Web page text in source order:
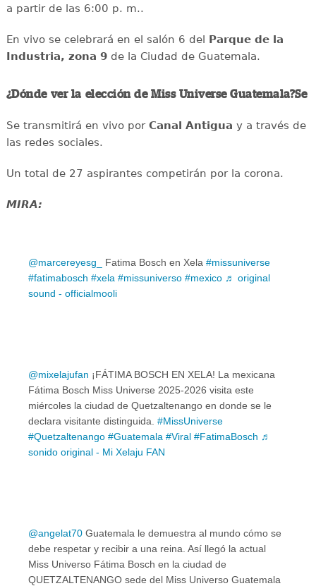
a partir de las 6:00 p. m..
En vivo se celebrará en el salón 6 del Parque de la
Industria, zona 9de la Ciudad de Guatemala.
¿Dónde ver la elección de Miss Universe Guatemala?Se
Se transmitirá en vivo porCanal Antigua y a través de
las redes sociales.
Un total de 27 aspirantes competirán por la corona.
MIRA:
@marcereyesg_ Fatima Bosch en Xela #missuniverse
#fatimabosch #xela #missuniverso #mexico ♬ original
sound - officialmooli
@mixelajufan ¡FÁTIMA BOSCH EN XELA! La mexicana
Fátima Bosch Miss Universe 2025-2026 visita este
miércoles la ciudad de Quetzaltenango en donde se le
declara visitante distinguida. #MissUniverse
#Quetzaltenango #Guatemala #Viral #FatimaBosch ♬
sonido original - Mi Xelaju FAN
@angelat70 Guatemala le demuestra al mundo cómo se
debe respetar y recibir a una reina. Así llegó la actual
Miss Universo Fátima Bosch en la ciudad de
QUETZALTENANGO sede del Miss Universo Guatemala